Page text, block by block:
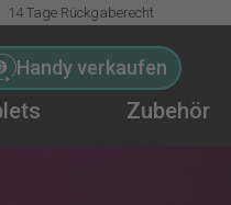
14 Tage Rückgaberecht
Handy verkaufen
Zubehör